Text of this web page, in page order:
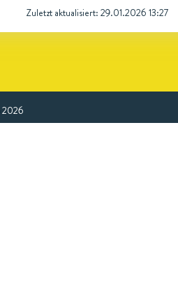
Zuletzt aktualisiert: 29.01.2026 13:27
2026